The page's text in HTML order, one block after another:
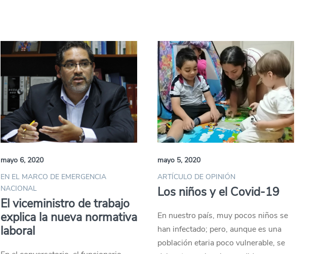
mayo 6, 2020
EN EL MARCO DE EMERGENCIA
NACIONAL
El viceministro de trabajo
explica la nueva normativa
laboral
mayo 5, 2020
ARTÍCULO DE OPINIÓN
Los niños y el Covid-19
En nuestro país, muy pocos niños se
han infectado; pero, aunque es una
población etaria poco vulnerable, se